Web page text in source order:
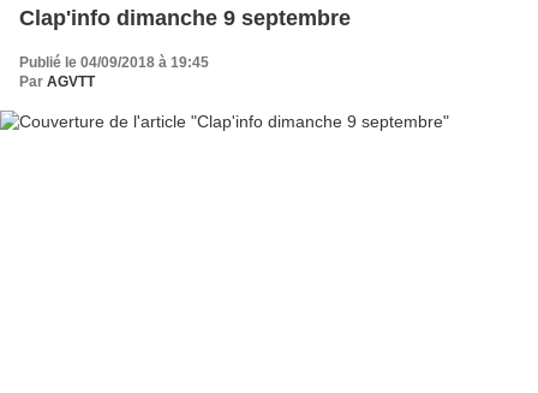
Clap'info dimanche 9 septembre
Publié le 04/09/2018 à 19:45
Par AGVTT